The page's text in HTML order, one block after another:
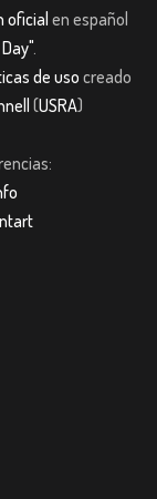
oficial en español
.
de uso creado
(USRA)